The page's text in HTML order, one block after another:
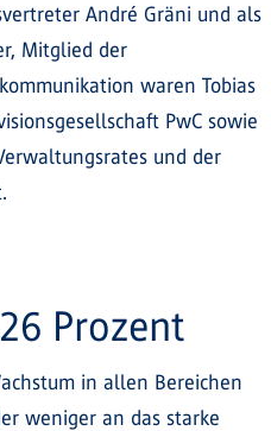
André Gräni und als
Mitglied der
waren Tobias
PwC sowie
und der
Prozent
in allen Bereichen
weniger an das starke